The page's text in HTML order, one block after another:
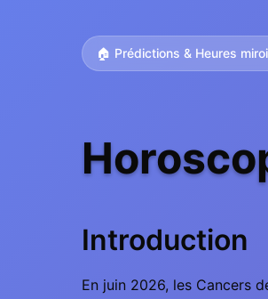
🏠 Prédictions & Heures
Introduction
En juin 2026, les Cancers